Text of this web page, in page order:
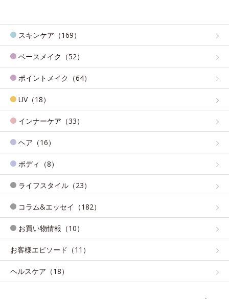
スキンケア（169）
ベースメイク（52）
ポイントメイク（64）
UV（18）
インナーケア（33）
ヘア（16）
ボディ（8）
ライフスタイル（23）
コラム&エッセイ（182）
お買い物情報（10）
お客様エピソード（11）
ヘルスケア（18）